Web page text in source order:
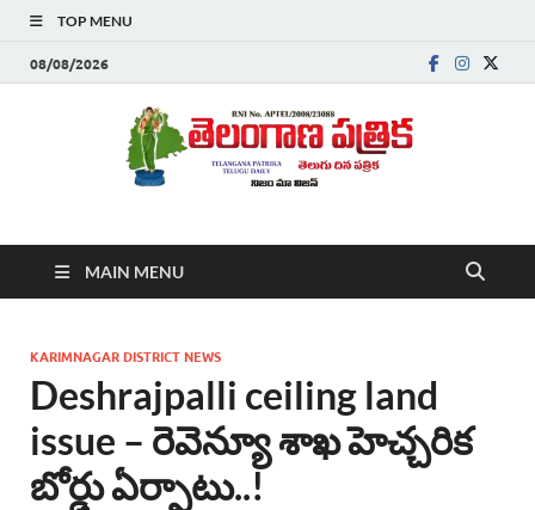
TOP MENU
08/08/2026
Telanganapatrika
,Latest Telangana News, Rajanna Sircilla News, Telangana
Breaking News, Telugu Newspaper Online, Today Telugu News,
తెలుగు వార్తలు , బ్రేకింగ్ న్యూస్ తెలుగులో , తెలంగాణ లో తాజా అప్‌డేట్స్ ,
తెలుగు న్యూస్ పేపర్
MAIN MENU
KARIMNAGAR DISTRICT NEWS
Deshrajpalli ceiling land
issue – రెవెన్యూ శాఖ హెచ్చరిక
బోర్డు ఏర్పాటు..!